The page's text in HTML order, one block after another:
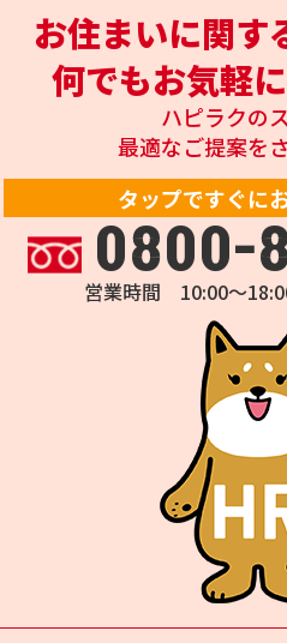
お住まいに関す
何でもお気軽
ハピラクの
最適なご提案を
タップですぐに
0800-
営業時間 10:00～